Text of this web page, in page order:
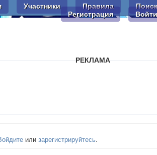
Участники Правила
Поиск
Регистрация
Войти
РЕКЛАМА
илизарегистрируйтесь